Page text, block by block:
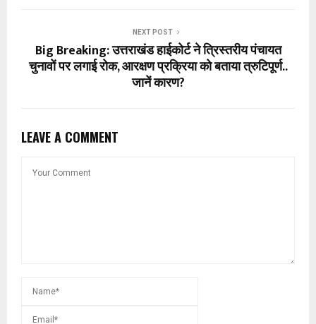
NEXT POST
Big Breaking: उत्तराखंड हाईकोर्ट ने त्रिस्तरीय पंचायत
चुनावों पर लगाई रोक, आरक्षण प्रक्रिया को बताया त्रुटिपूर्ण..
जानें कारण?
LEAVE A COMMENT